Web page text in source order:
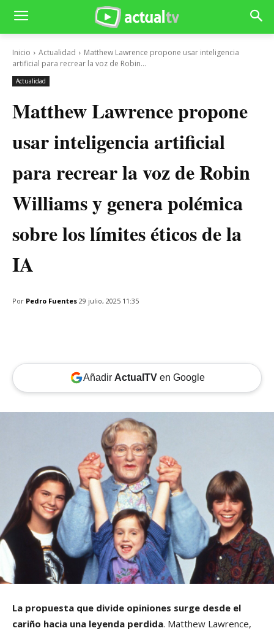
Inicio Actualidad
Matthew Lawrence propone usar inteligencia
artificial para recrear la voz de Robin...
Actualidad
Matthew Lawrence propone
usar inteligencia artificial
para recrear la voz de Robin
Williams y genera polémica
sobre los límites éticos de la
IA
Por Pedro Fuentes 29 julio, 2025 11:35
Añadir ActualTVen Google
La propuesta que divide opiniones surge desde el
cariño hacia una leyenda perdida. Matthew Lawrence,